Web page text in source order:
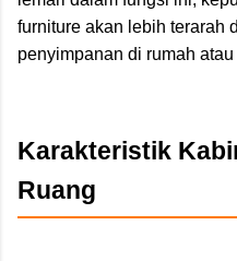
furniture akan lebih terarah
penyimpanan di rumah atau
Karakteristik
Ruang